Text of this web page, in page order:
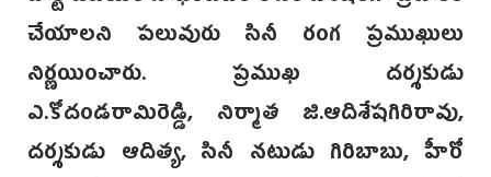
చేయాలని పలువురు సినీ రంగ ప్రముఖులు
నిర్ణయించారు. ప్రముఖ దర్శకుడు
ఎ.కోదండరామిరెడ్డి, నిర్మాత జి.ఆదిశేషగిరిరావు,
దర్శకుడు ఆదిత్య, సినీ నటుడు గిరిబాబు, హీరో